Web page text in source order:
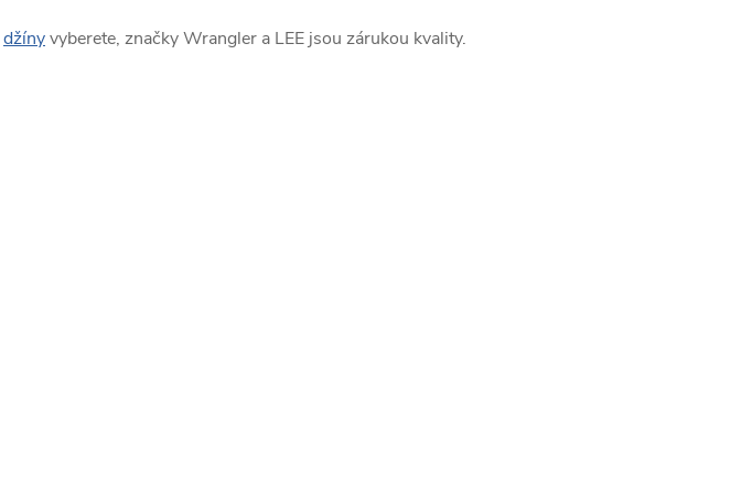
džínyvyberete, značky Wrangler a LEE jsou zárukou kvality.